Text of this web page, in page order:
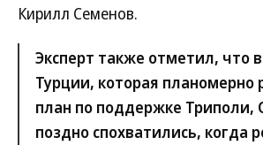
Кирилл Семенов.
Эксперт также отметил, что
Турции, которая планомерно
план по поддержке Триполи,
поздно спохватились, когда